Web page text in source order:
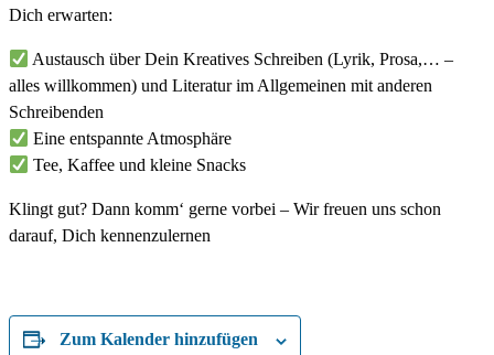
Dich erwarten:
Austausch über Dein Kreatives Schreiben (Lyrik, Prosa,… –
alles willkommen) und Literatur im Allgemeinen mit anderen
Schreibenden
Eine entspannte Atmosphäre
Tee, Kaffee und kleine Snacks
Klingt gut? Dann komm‘ gerne vorbei – Wir freuen uns schon
darauf, Dich kennenzulernen
Zum Kalender hinzufügen